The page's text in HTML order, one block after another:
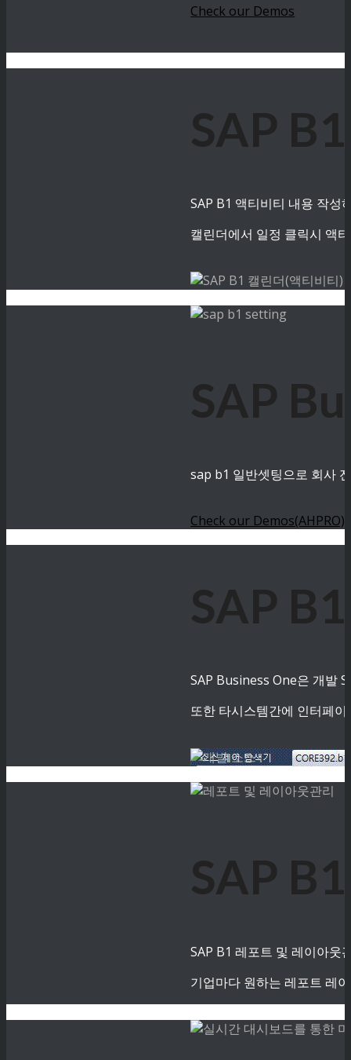
Check our Demos
SAP
SAP B1 액티비티 내용 작성
캘린더에서 일정 클릭시 액
SAP
sap b1 일반셋팅으로 회사
Check our Demos(AHPRO)
SAP
SAP Business One은 개발
또한 타시스템간에 인터페
SAP
SAP B1 레포트 및 레이아웃
기업마다 원하는 레포트 레